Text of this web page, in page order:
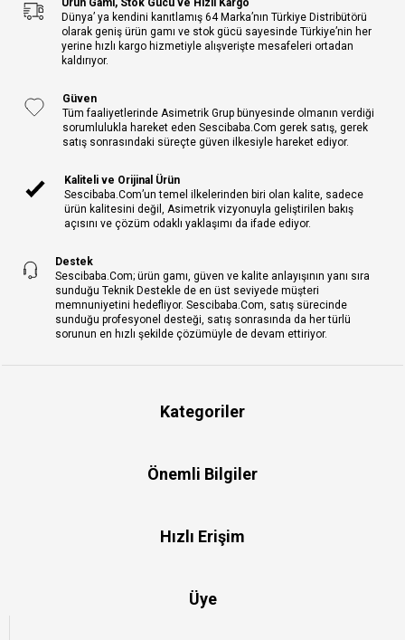
Ürün Gamı, Stok Gücü ve Hızlı Kargo
Dünya’ ya kendini kanıtlamış 64 Marka’nın Türkiye Distribütörü
olarak geniş ürün gamı ve stok gücü sayesinde Türkiye’nin her
yerine hızlı kargo hizmetiyle alışverişte mesafeleri ortadan
kaldırıyor.
Güven
Tüm faaliyetlerinde Asimetrik Grup bünyesinde olmanın verdiği
sorumlulukla hareket eden Sescibaba.Com gerek satış, gerek
satış sonrasındaki süreçte güven ilkesiyle hareket ediyor.
Kaliteli ve Orijinal Ürün
Sescibaba.Com’un temel ilkelerinden biri olan kalite, sadece
ürün kalitesini değil, Asimetrik vizyonuyla geliştirilen bakış
açısını ve çözüm odaklı yaklaşımı da ifade ediyor.
Destek
Sescibaba.Com; ürün gamı, güven ve kalite anlayışının yanı sıra
sunduğu Teknik Destekle de en üst seviyede müşteri
memnuniyetini hedefliyor. Sescibaba.Com, satış sürecinde
sunduğu profesyonel desteği, satış sonrasında da her türlü
sorunun en hızlı şekilde çözümüyle de devam ettiriyor.
Kategoriler
Önemli Bilgiler
Hızlı Erişim
Üye